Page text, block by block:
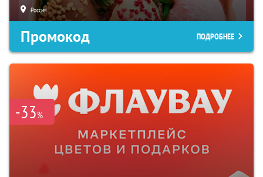
Россия
Промокод ПОДРОБНЕЕ
-33%